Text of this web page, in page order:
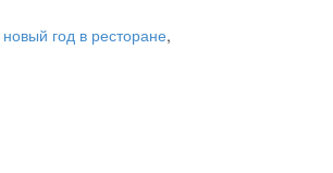
новый год в ресторане,